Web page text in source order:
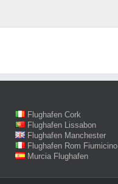
Flughafen Cork
Flughafen Lissabon
Flughafen Manchester
Flughafen Rom Fiumicino
Murcia Flughafen